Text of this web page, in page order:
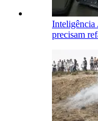
precisam